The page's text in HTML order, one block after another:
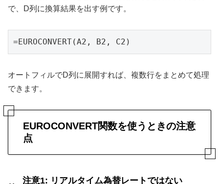
で、D列に換算結果を出す例です。
=EUROCONVERT(A2, B2, C2)
オートフィルでD列に展開すれば、複数行をまとめて処理
できます。
EUROCONVERT関数を使うときの注意
点
注意1: リアルタイム為替レートではない